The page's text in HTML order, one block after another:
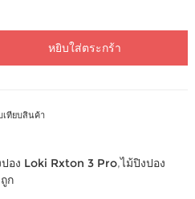
หยิบใส่ตระกร้า
เทียบสินค้า
ปอง Loki Rxton 3 Pro,ไม้ปิงปอง
ก